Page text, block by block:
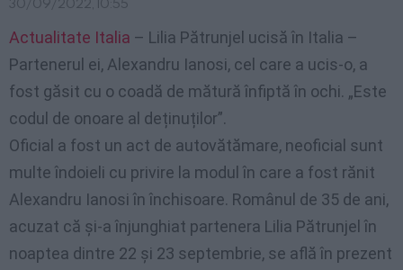
30/09/2022, 10:55
Actualitate Italia – Lilia Pătrunjel ucisă în Italia –
Partenerul ei, Alexandru Ianosi, cel care a ucis-o, a
fost găsit cu o coadă de mătură înfiptă în ochi. „Este
codul de onoare al deținuților”.
Oficial a fost un act de autovătămare, neoficial sunt
multe îndoieli cu privire la modul în care a fost rănit
Alexandru Ianosi în închisoare. Românul de 35 de ani,
acuzat că și-a înjunghiat partenera Lilia Pătrunjel în
noaptea dintre 22 și 23 septembrie, se află în prezent